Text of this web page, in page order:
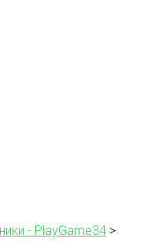
- PlayGame34 >